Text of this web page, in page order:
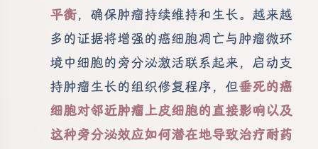
平衡，确保肿瘤持续维持和生长。越来越
多的证据将增强的癌细胞凋亡与肿瘤微环
境中细胞的旁分泌激活联系起来，启动支
持肿瘤生长的组织修复程序，但垂死的癌
细胞对邻近肿瘤上皮细胞的直接影响以及
这种旁分泌效应如何潜在地导致治疗耐药